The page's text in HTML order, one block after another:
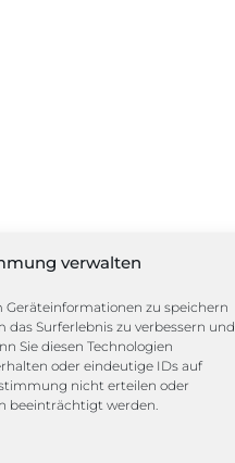
verwalten
Geräteinformationen zu speichern
Surferlebnis zu verbessern und
Sie diesen Technologien
oder eindeutige IDs auf
nicht erteilen oder
beeinträchtigt werden.
Channels